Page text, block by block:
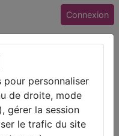
Connexion
(37) TOURS
pour personnaliser
de droite, mode
gérer la session
le trafic du site